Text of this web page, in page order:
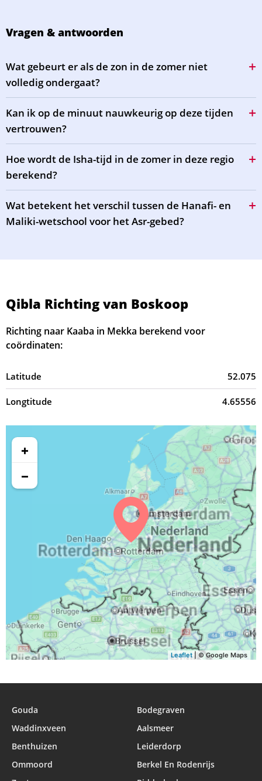
Vragen & antwoorden
Wat gebeurt er als de zon in de zomer niet
volledig ondergaat?
Kan ik op de minuut nauwkeurig op deze tijden
vertrouwen?
Hoe wordt de Isha-tijd in de zomer in deze regio
berekend?
Wat betekent het verschil tussen de Hanafi- en
Maliki-wetschool voor het Asr-gebed?
Qibla Richting van Boskoop
Richting naar Kaaba in Mekka berekend voor
coördinaten:
Latitude 52.075
Longtitude 4.65556
+
−
Leaflet | © Google Maps
Gouda
Bodegraven
Waddinxveen
Aalsmeer
Benthuizen
Leiderdorp
Ommoord
Berkel En Rodenrijs